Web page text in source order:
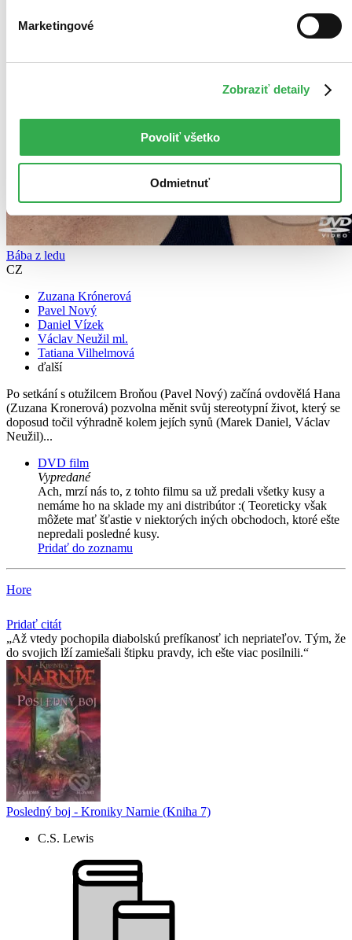
Marketingové
Zobraziť detaily
Povoliť všetko
Odmietnuť
Bába z ledu
CZ
Zuzana Krónerová
Pavel Nový
Daniel Vízek
Václav Neužil ml.
Tatiana Vilhelmová
ďalší
Po setkání s otužilcem Broňou (Pavel Nový) začíná ovdovělá Hana
(Zuzana Kronerová) pozvolna měnit svůj stereotypní život, který se
doposud točil výhradně kolem jejích synů (Marek Daniel, Václav
Neužil)...
DVD film
Vypredané
Ach, mrzí nás to, z tohto filmu sa už predali všetky kusy a
nemáme ho na sklade my ani distribútor :( Teoreticky však
môžete mať šťastie v niektorých iných obchodoch, ktoré ešte
nepredali posledné kusy.
Pridať do zoznamu
Hore
Pridať citát
Až vtedy pochopila diabolskú prefíkanosť ich nepriateľov. Tým, že
do svojich lží zamiešali štipku pravdy, ich ešte viac posilnili.
Posledný boj - Kroniky Narnie (Kniha 7)
C.S. Lewis